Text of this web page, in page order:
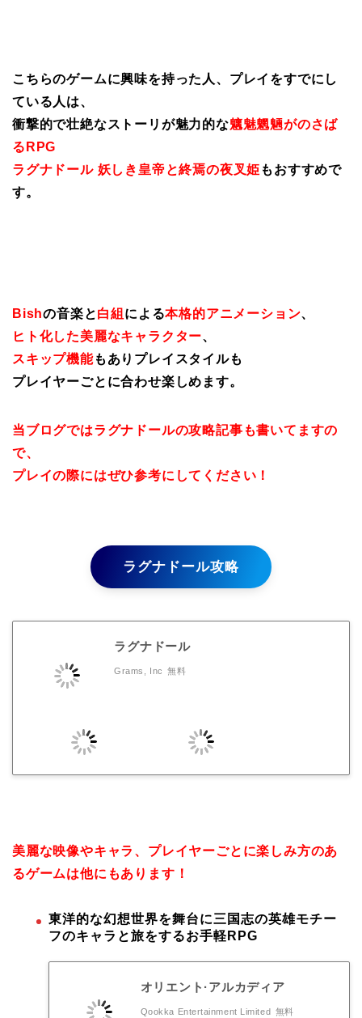
こちらのゲームに興味を持った人、プレイをすでにし
ている人は、
衝撃的で壮絶なストーリが魅力的な魑魅魍魎がのさば
るRPG
ラグナドール 妖しき皇帝と終焉の夜叉姫 もおすすめで
す。
Bishの音楽と白組 による本格的アニメーション、
ヒト化した美麗なキャラクター、
スキップ機能もありプレイスタイルも
プレイヤーごとに合わせ楽しめます。
当ブログではラグナドールの攻略記事も書いてますの
で、
プレイの際にはぜひ参考にしてください！
ラグナドール攻略
ラグナドール
Grams, Inc 無料
美麗な映像やキャラ、プレイヤーごとに楽しみ方のあ
るゲームは他にもあります！
東洋的な幻想世界を舞台に三国志の英雄モチー
フのキャラと旅をするお手軽RPG
オリエント·アルカディア
Qookka Entertainment Limited 無料